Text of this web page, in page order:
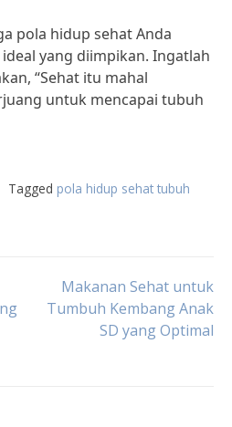
pola hidup sehat Anda
yang diimpikan. Ingatlah
“Sehat itu mahal
untuk mencapai tubuh
Tagged pola hidup sehat tubuh
Makanan Sehat untuk
Tumbuh Kembang Anak
SD yang Optimal